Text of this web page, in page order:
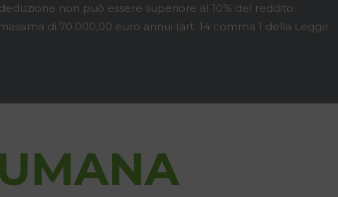
non può essere superiore al 10% del reddito
di 70.000,00 euro annui (art. 14 comma 1 della Legge